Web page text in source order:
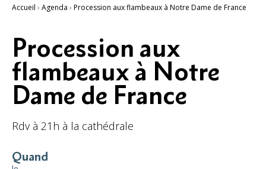
Accueil › Agenda › Procession aux flambeaux à Notre Dame de France
Procession aux
flambeaux à Notre
Dame de France
Rdv à 21h à la cathédrale
Quand